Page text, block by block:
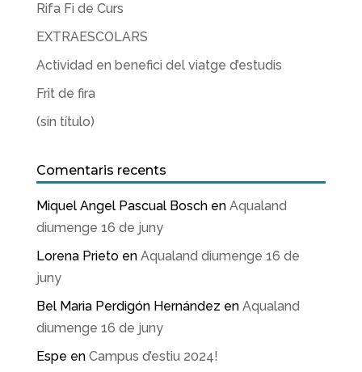
Rifa Fi de Curs
EXTRAESCOLARS
Actividad en benefici del viatge d’estudis
Frit de fira
(sin título)
Comentaris recents
Miquel Angel Pascual Boschen Aqualand
diumenge 16 de juny
Lorena Prietoen Aqualand diumenge 16 de
juny
Bel Maria Perdigón Hernández en Aqualand
diumenge 16 de juny
Espe en Campus d’estiu 2024!